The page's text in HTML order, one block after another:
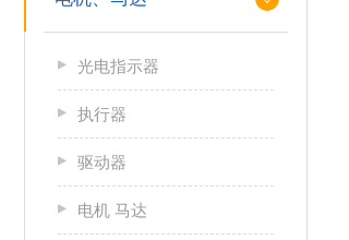
光电指示器
执行器
驱动器
电机 马达